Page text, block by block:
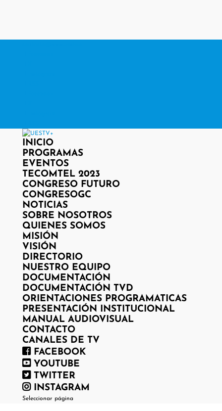
INICIO
PROGRAMAS
EVENTOS
TECOMTEL 2023
CONGRESO FUTURO
CONGRESOGC
NOTICIAS
SOBRE NOSOTROS
QUIENES SOMOS
MISIÓN
VISIÓN
DIRECTORIO
NUESTRO EQUIPO
DOCUMENTACIÓN
DOCUMENTACIÓN TVD
ORIENTACIONES PROGRAMATICAS
PRESENTACIÓN INSTITUCIONAL
MANUAL AUDIOVISUAL
CONTACTO
CANALES DE TV
FACEBOOK
YOUTUBE
TWITTER
INSTAGRAM
Seleccionar página